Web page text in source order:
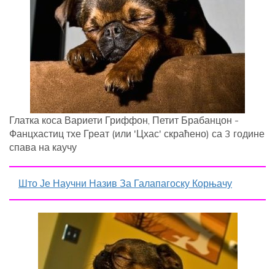
Глатка коса Вариети Гриффон, Петит Брабанцон -
Фанцхастиц тхе Греат (или 'Цхас' скраћено) са 3 године
спава на каучу
Што Је Научни Назив За Галапагоску Корњачу